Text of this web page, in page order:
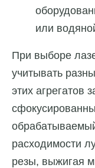
или
При выборе
учитывать
этих агрегатов
расходимости
резы, выжигая